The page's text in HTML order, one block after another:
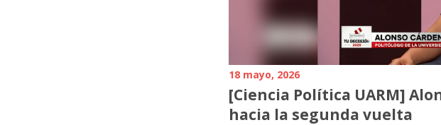
18 mayo, 2026
[Ciencia Política UARM]
hacia la segunda vuelta